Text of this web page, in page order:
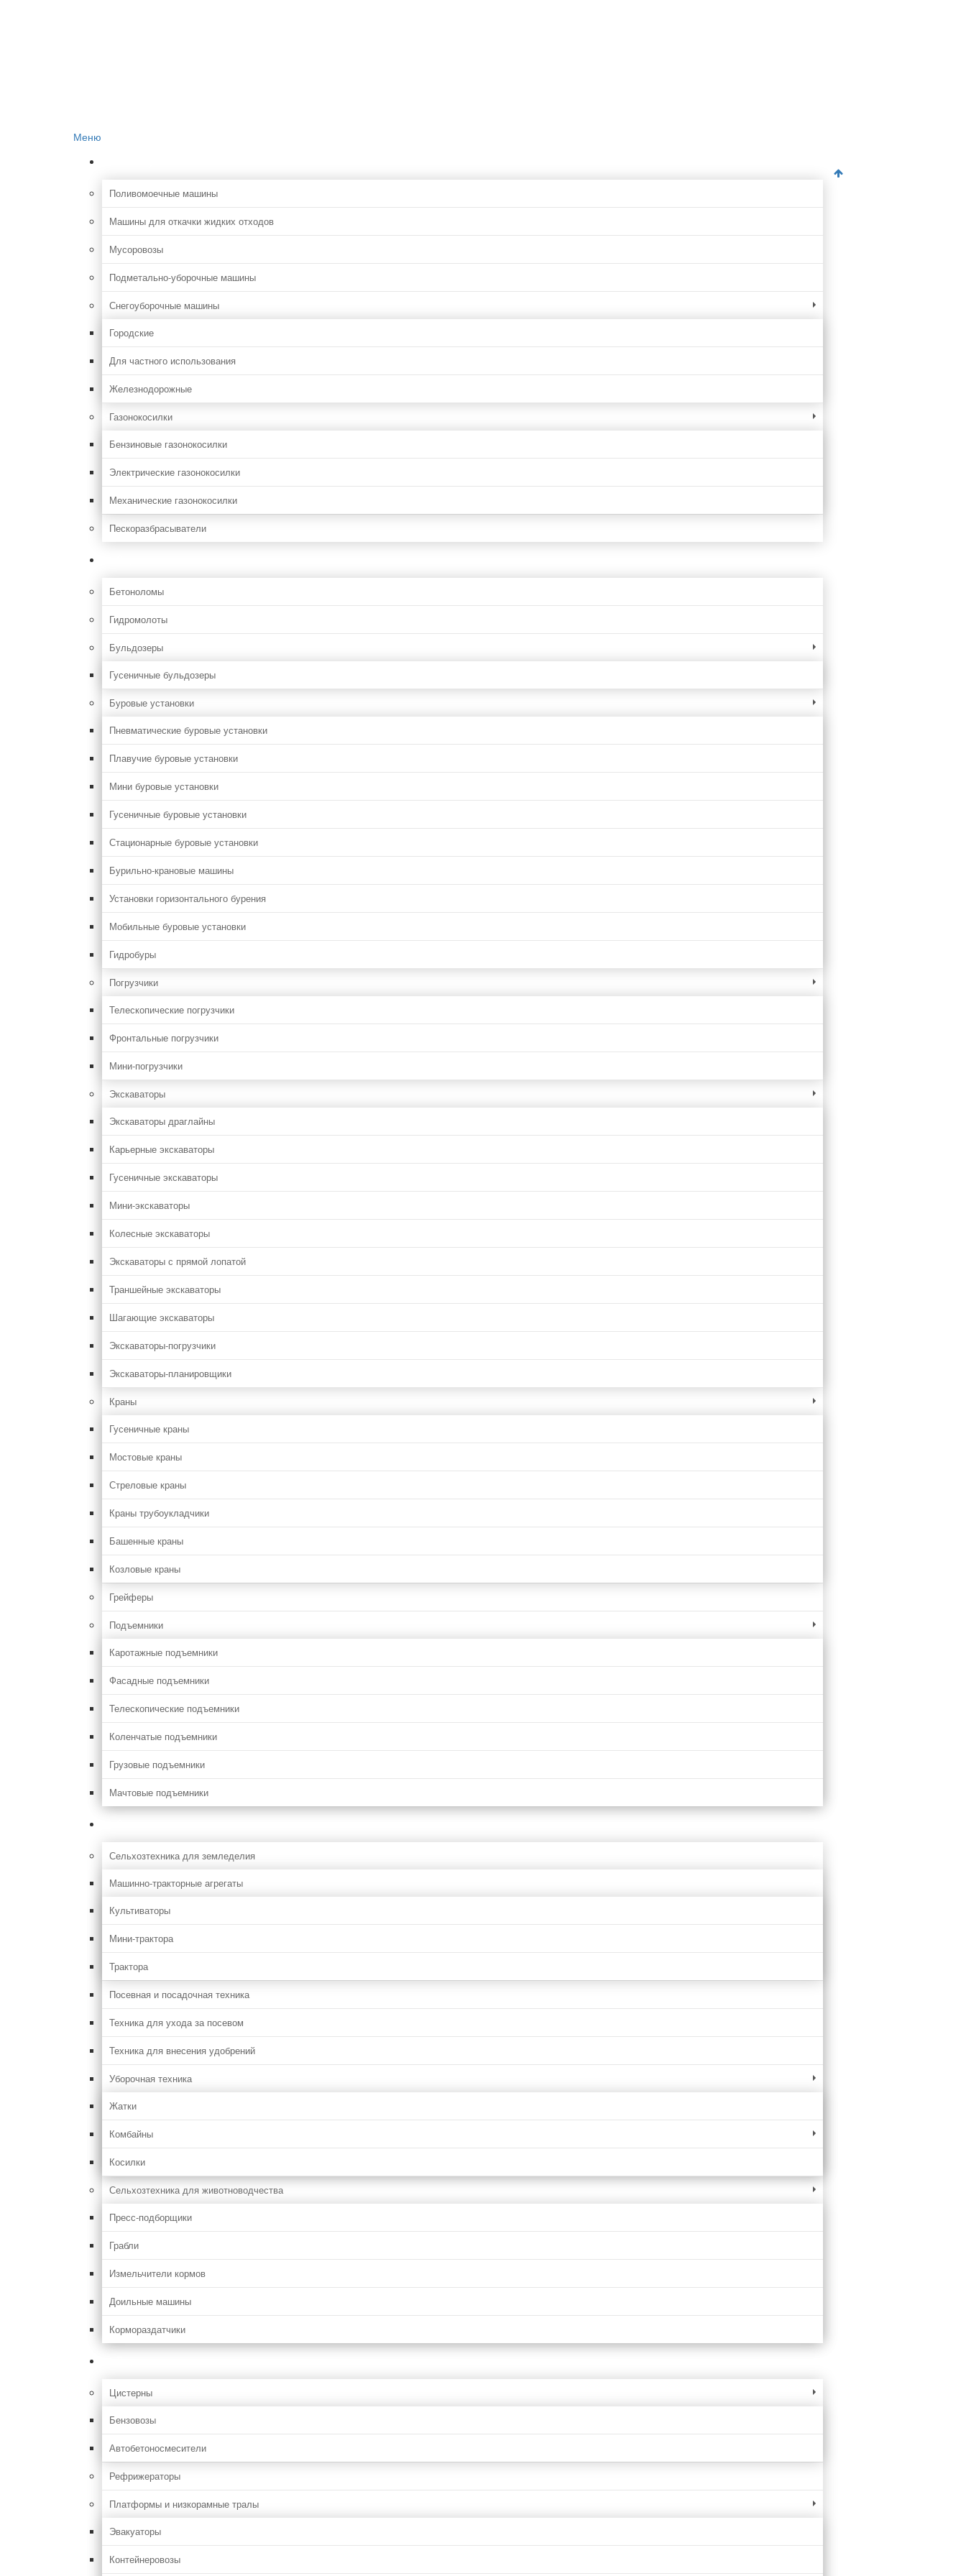
Меню
Поливомоечные машины
Машины для откачки жидких отходов
Мусоровозы
Подметально-уборочные машины
Снегоуборочные машины
Городские
Для частного использования
Железнодорожные
Газонокосилки
Бензиновые газонокосилки
Электрические газонокосилки
Механические газонокосилки
Пескоразбрасыватели
Бетоноломы
Гидромолоты
Бульдозеры
Гусеничные бульдозеры
Буровые установки
Пневматические буровые установки
Плавучие буровые установки
Мини буровые установки
Гусеничные буровые установки
Стационарные буровые установки
Бурильно-крановые машины
Установки горизонтального бурения
Мобильные буровые установки
Гидробуры
Погрузчики
Телескопические погрузчики
Фронтальные погрузчики
Мини-погрузчики
Экскаваторы
Экскаваторы драглайны
Карьерные экскаваторы
Гусеничные экскаваторы
Мини-экскаваторы
Колесные экскаваторы
Экскаваторы с прямой лопатой
Траншейные экскаваторы
Шагающие экскаваторы
Экскаваторы-погрузчики
Экскаваторы-планировщики
Краны
Гусеничные краны
Мостовые краны
Стреловые краны
Краны трубоукладчики
Башенные краны
Козловые краны
Грейферы
Подъемники
Каротажные подъемники
Фасадные подъемники
Телескопические подъемники
Коленчатые подъемники
Грузовые подъемники
Мачтовые подъемники
Сельхозтехника для земледелия
Машинно-тракторные агрегаты
Культиваторы
Мини-трактора
Трактора
Посевная и посадочная техника
Техника для ухода за посевом
Техника для внесения удобрений
Уборочная техника
Жатки
Комбайны
Косилки
Сельхозтехника для животноводчества
Пресс-подборщики
Грабли
Измельчители кормов
Доильные машины
Кормораздатчики
Цистерны
Бензовозы
Автобетоносмесители
Рефрижераторы
Платформы и низкорамные тралы
Эвакуаторы
Контейнеровозы